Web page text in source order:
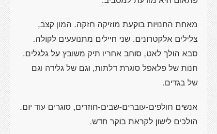
מאחת החנויות בוקעת מוזיקה חזקה. המון קצב,
צלילים אלקטרונים. שני חיילים מתנועעים לקולה.
סבא הולך לאט, סוחב אחריו תיק משובץ על גלגלים.
חנות של פלאפל סוגרת דלתות, וגם של גלידה וגם
של בגדים.
אנשים חולפים-עוברים-שבים-חוזרים, סוגרים עוד יום.
הולכים לישון לקראת בוקר חדש.